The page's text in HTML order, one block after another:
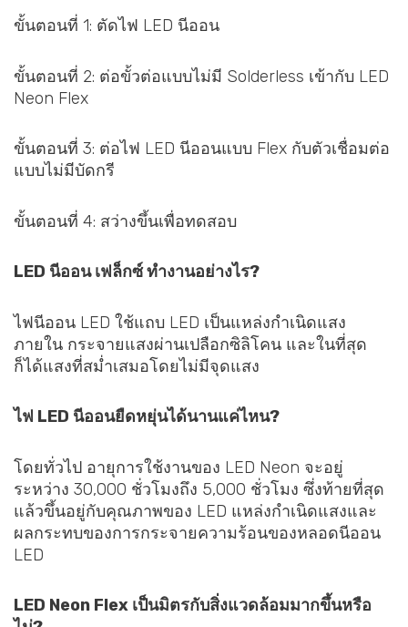
ขั้นตอนที่ 1: ตัดไฟ LED นีออน
ขั้นตอนที่ 2: ต่อขั้วต่อแบบไม่มี Solderless เข้ากับ LED
Neon Flex
ขั้นตอนที่ 3: ต่อไฟ LED นีออนแบบ Flex กับตัวเชื่อมต่อ
แบบไม่มีบัดกรี
ขั้นตอนที่ 4: สว่างขึ้นเพื่อทดสอบ
LED นีออน เฟล็กซ์ ทำงานอย่างไร?
ไฟนีออน LED ใช้แถบ LED เป็นแหล่งกำเนิดแสง
ภายใน กระจายแสงผ่านเปลือกซิลิโคน และในที่สุด
ก็ได้แสงที่สม่ำเสมอโดยไม่มีจุดแสง
ไฟ LED นีออนยืดหยุ่นได้นานแค่ไหน?
โดยทั่วไป อายุการใช้งานของ LED Neon จะอยู่
ระหว่าง 30,000 ชั่วโมงถึง 5,000 ชั่วโมง ซึ่งท้ายที่สุด
แล้วขึ้นอยู่กับคุณภาพของ LED แหล่งกำเนิดแสงและ
ผลกระทบของการกระจายความร้อนของหลอดนีออน
LED
LED Neon Flex เป็นมิตรกับสิ่งแวดล้อมมากขึ้นหรือ